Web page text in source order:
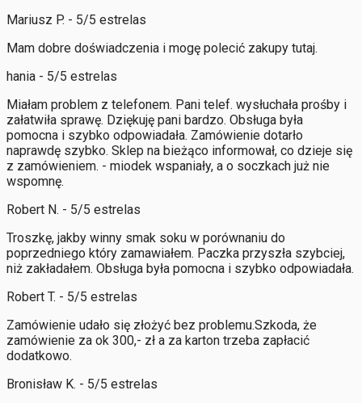
Mariusz P. - 5/5 estrelas
Mam dobre doświadczenia i mogę polecić zakupy tutaj.
hania - 5/5 estrelas
Miałam problem z telefonem. Pani telef. wysłuchała prośby i
załatwiła sprawę. Dziękuję pani bardzo. Obsługa była
pomocna i szybko odpowiadała. Zamówienie dotarło
naprawdę szybko. Sklep na bieżąco informował, co dzieje się
z zamówieniem. - miodek wspaniały, a o soczkach już nie
wspomnę.
Robert N. - 5/5 estrelas
Troszkę, jakby winny smak soku w porównaniu do
poprzedniego który zamawiałem. Paczka przyszła szybciej,
niż zakładałem. Obsługa była pomocna i szybko odpowiadała.
Robert T. - 5/5 estrelas
Zamówienie udało się złożyć bez problemu.Szkoda, że
zamówienie za ok 300,- zł a za karton trzeba zapłacić
dodatkowo.
Bronisław K. - 5/5 estrelas